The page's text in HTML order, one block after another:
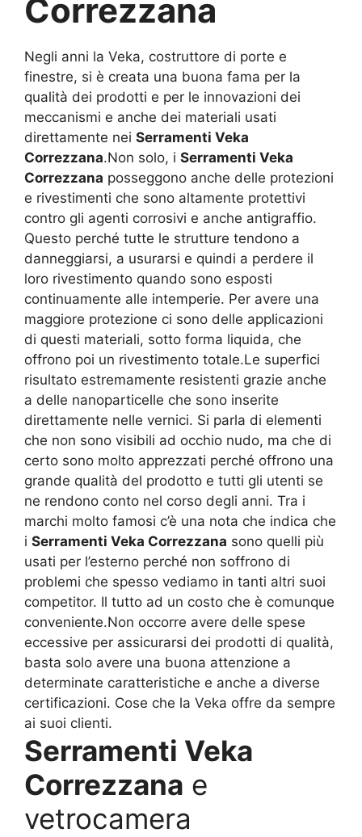
Correzzana
Negli anni la Veka, costruttore di porte e
finestre, si è creata una buona fama per la
qualità dei prodotti e per le innovazioni dei
meccanismi e anche dei materiali usati
direttamente nei Serramenti Veka
Correzzana.Non solo, i Serramenti Veka
Correzzana posseggono anche delle protezioni
e rivestimenti che sono altamente protettivi
contro gli agenti corrosivi e anche antigraffio.
Questo perché tutte le strutture tendono a
danneggiarsi, a usurarsi e quindi a perdere il
loro rivestimento quando sono esposti
continuamente alle intemperie. Per avere una
maggiore protezione ci sono delle applicazioni
di questi materiali, sotto forma liquida, che
offrono poi un rivestimento totale.Le superfici
risultato estremamente resistenti grazie anche
a delle nanoparticelle che sono inserite
direttamente nelle vernici. Si parla di elementi
che non sono visibili ad occhio nudo, ma che di
certo sono molto apprezzati perché offrono una
grande qualità del prodotto e tutti gli utenti se
ne rendono conto nel corso degli anni. Tra i
marchi molto famosi c’è una nota che indica che
i Serramenti Veka Correzzana sono quelli più
usati per l’esterno perché non soffrono di
problemi che spesso vediamo in tanti altri suoi
competitor. Il tutto ad un costo che è comunque
conveniente.Non occorre avere delle spese
eccessive per assicurarsi dei prodotti di qualità,
basta solo avere una buona attenzione a
determinate caratteristiche e anche a diverse
certificazioni. Cose che la Veka offre da sempre
ai suoi clienti.
Serramenti Veka
Correzzana e
vetrocamera